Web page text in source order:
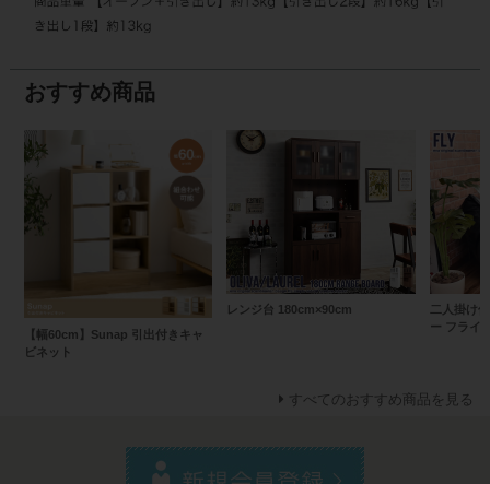
おすすめ商品
【幅60cm】Sunap 引出付きキャ
ビネット
レンジ台 180cm×90cm
二人掛け
ー フライ
すべてのおすすめ商品を見る